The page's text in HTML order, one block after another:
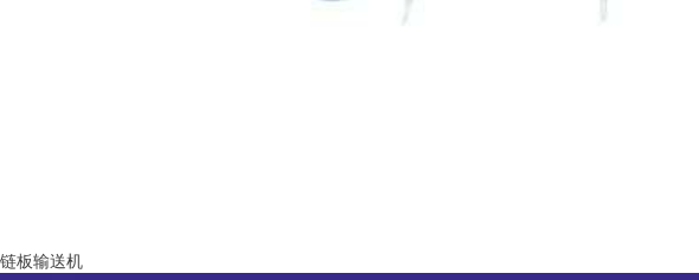
链板输送机